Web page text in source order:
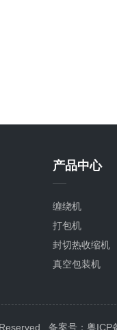
产品中心
缠绕机
打包机
封切热收缩机
真空包装机
喷码机
封口机
备案号：粤ICP